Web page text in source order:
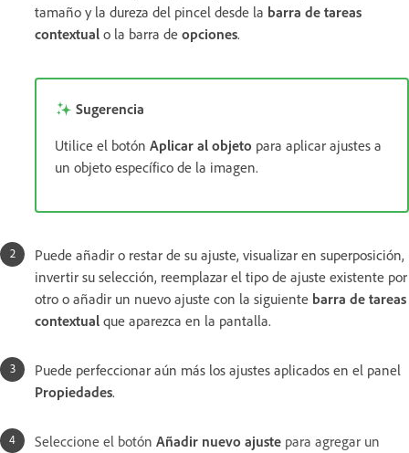
tamaño y la dureza del pincel desde la barra de tareas
contextual o la barra de opciones.
Sugerencia
Utilice el botón Aplicar al objeto para aplicar ajustes a
un objeto específico de la imagen.
Puede añadir o restar de su ajuste, visualizar en superposición,
invertir su selección, reemplazar el tipo de ajuste existente por
otro o añadir un nuevo ajuste con la siguiente barra de tareas
contextual que aparezca en la pantalla.
Puede perfeccionar aún más los ajustes aplicados en el panel
Propiedades.
Seleccione el botón Añadir nuevo ajuste para agregar un